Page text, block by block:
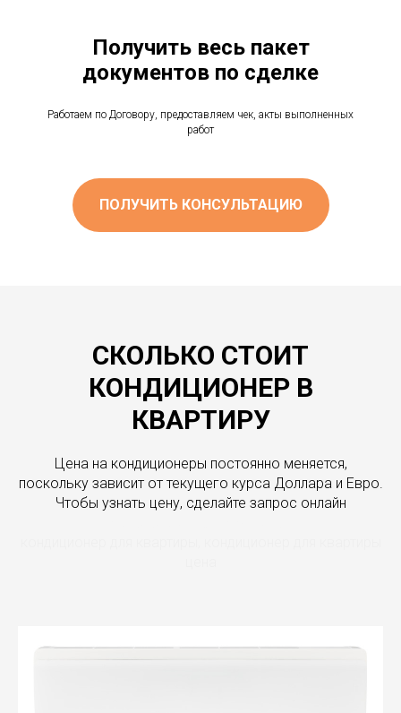
Получить весь пакет
документов по сделке
Работаем по Договору, предоставляем чек, акты выполненных
работ
ПОЛУЧИТЬ КОНСУЛЬТАЦИЮ
СКОЛЬКО СТОИТ
КОНДИЦИОНЕР В
КВАРТИРУ
Цена на кондиционеры постоянно меняется,
поскольку зависит от текущего курса Доллара и Евро.
Чтобы узнать цену, сделайте запрос онлайн